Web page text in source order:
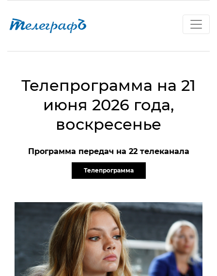
Телепрограмма на 21
июня 2026 года,
воскресенье
Программа передач на 22 телеканала
Телепрограмма